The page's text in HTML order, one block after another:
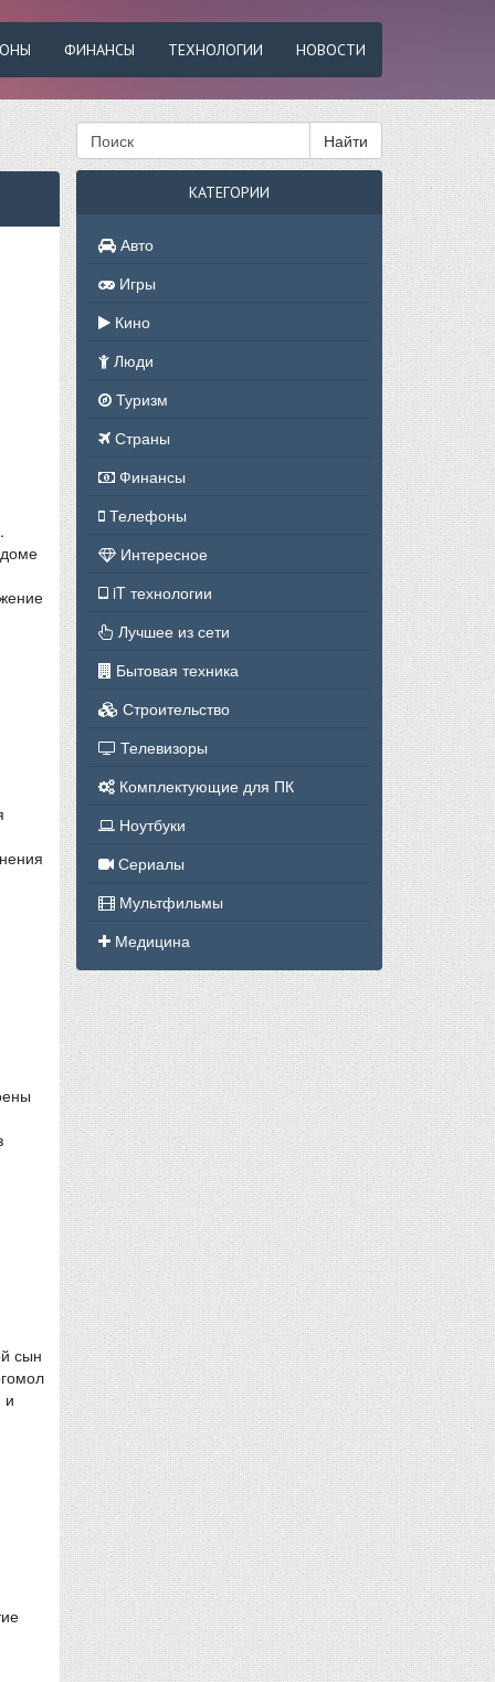
ФИНАНСЫ ТЕХНОЛОГИИ НОВОСТИ
сын
и
Найти
КАТЕГОРИИ
Авто
Игры
Кино
Люди
Туризм
Страны
Финансы
Телефоны
Интересное
iT технологии
Лучшее из сети
Бытовая техника
Строительство
Телевизоры
Комплектующие для ПК
Ноутбуки
Сериалы
Мультфильмы
Медицина